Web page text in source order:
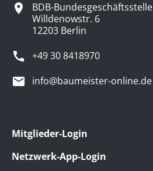
BDB-Bundesgeschäftsstelle
Willdenowstr. 6
12203 Berlin
+49 30 8418970
info@baumeister-online.de
Mitglieder-Login
Netzwerk-App-Login